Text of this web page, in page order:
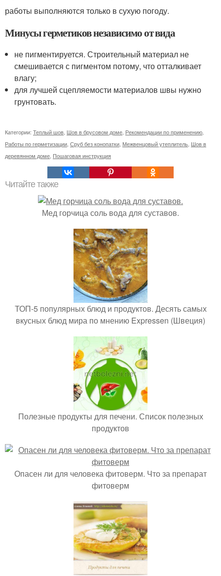
работы выполняются только в сухую погоду.
Минусы герметиков независимо от вида
не пигментируется. Строительный материал не
смешивается с пигментом потому, что отталкивает
влагу;
для лучшей сцепляемости материалов швы нужно
грунтовать.
Категории: Теплый шов Шов в брусовом доме Рекомендации по применению
Работы по герметизации Сруб без конопатки Межвенцовый утеплитель Шов в
деревянном доме Пошаговая инструкция
Читайте также
Мед горчица соль вода для суставов.
ТОП-5 популярных блюд и продуктов. Десять самых
вкусных блюд мира по мнению Expressen (Швеция)
Полезные продукты для печени. Список полезных
продуктов
Опасен ли для человека фитоверм. Что за препарат
фитоверм